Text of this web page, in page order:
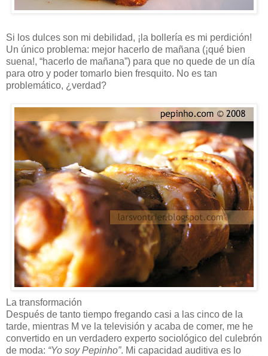
Si los dulces son mi debilidad, ¡la bollería es mi perdición!
Un único problema: mejor hacerlo de mañana (¡qué bien
suena!, “hacerlo de mañana”) para que no quede de un día
para otro y poder tomarlo bien fresquito. No es tan
problemático, ¿verdad?
La transformación
Después de tanto tiempo fregando casi a las cinco de la
tarde, mientras M ve la televisión y acaba de comer, me he
convertido en un verdadero experto sociológico del culebrón
de moda: “Yo soy Pepinho”. Mi capacidad auditiva es lo